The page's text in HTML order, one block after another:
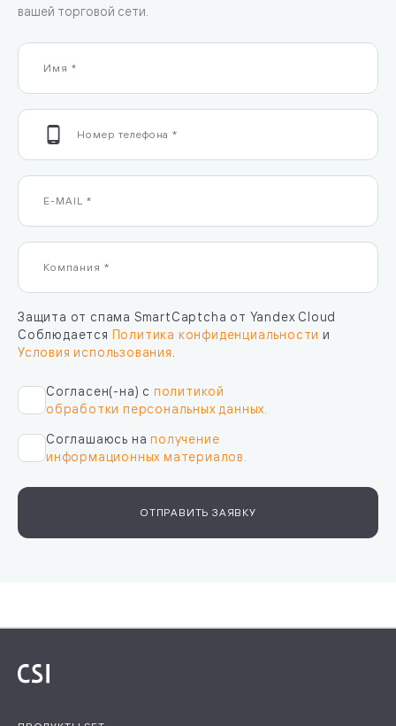
вашей торговой сети.
Защита от спама SmartCaptcha от Yandex Cloud
Соблюдается Политика конфиденциальности и
Условия использования
Согласен(-на) с политикой
обработки персональных данных.
Соглашаюсь наполучение
информационных материалов.
ОТПРАВИТЬ ЗАЯВКУ